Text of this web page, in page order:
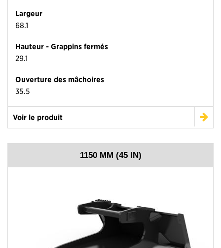
Largeur
68.1
Hauteur - Grappins fermés
29.1
Ouverture des mâchoires
35.5
Voir le produit
1150 MM (45 IN)